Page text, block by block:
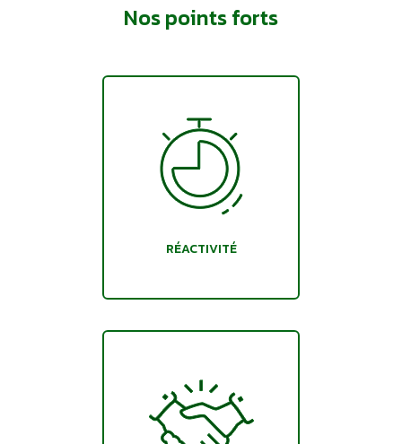
Nos points forts
RÉACTIVITÉ